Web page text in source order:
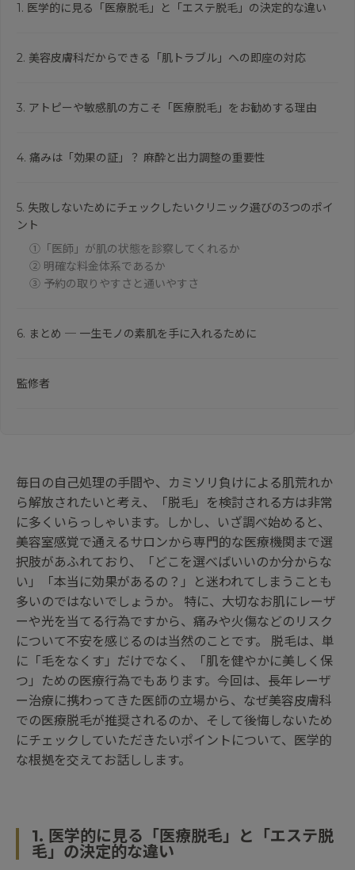
1. 医学的に見る「医療脱毛」と「エステ脱毛」の決定的な違い
2. 美容皮膚科だからできる「肌トラブル」への即座の対応
3. アトピーや敏感肌の方こそ「医療脱毛」をお勧めする理由
4. 痛みは「効果の証」？ 麻酔と出力調整の重要性
5. 失敗しないためにチェックしたいクリニック選びの3つのポイ
ント
①「医師」が肌の状態を診察してくれるか
② 明確な料金体系であるか
③ 予約の取りやすさと通いやすさ
6. まとめ ─ 一生モノの素肌を手に入れるために
監修者
毎日の自己処理の手間や、カミソリ負けによる肌荒れか
ら解放されたいと考え、「脱毛」を検討される方は非常
に多くいらっしゃいます。しかし、いざ調べ始めると、
美容室感覚で通えるサロンから専門的な医療機関まで選
択肢があふれており、「どこを選べばいいのか分からな
い」「本当に効果があるの？」と迷われてしまうことも
多いのではないでしょうか。 特に、大切なお肌にレーザ
ーや光を当てる行為ですから、痛みや火傷などのリスク
について不安を感じるのは当然のことです。 脱毛は、単
に「毛をなくす」だけでなく、「肌を健やかに美しく保
つ」ための医療行為でもあります。今回は、長年レーザ
ー治療に携わってきた医師の立場から、なぜ美容皮膚科
での医療脱毛が推奨されるのか、そして後悔しないため
にチェックしていただきたいポイントについて、医学的
な根拠を交えてお話しします。
1. 医学的に見る「医療脱毛」と「エステ脱
毛」の決定的な違い